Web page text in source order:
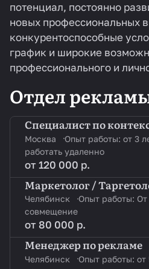
потенциал, постоянно
новых профессиональных
конкурентоспособные
график и широкие
профессионального и
Отдел
Специалист по
Москва Опыт работы: от 3
работать удаленно
от 120 000 р.
Маркетолог /
Челябинск Опыт работы: От
совмещение
от 80 000 р.
Менеджер по рекламе
Челябинск Опыт работы: от